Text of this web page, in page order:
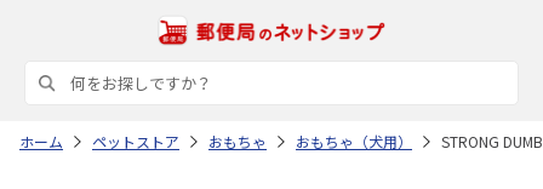
ホーム ペットストア おもちゃ おもちゃ（犬用） STRONG